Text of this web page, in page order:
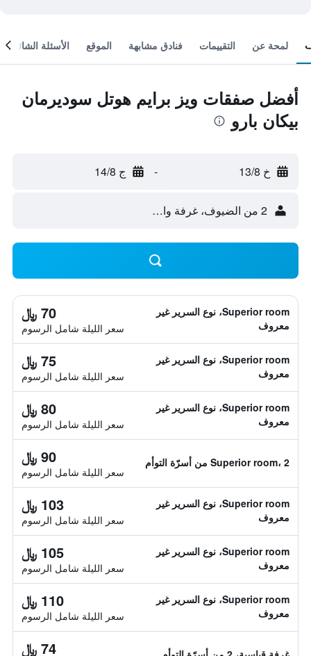
لمحة عن التقييمات فنادق مشابهة الموقع الأسئلة الشائعة
أفضل صفقات ويز برايم هوتل سوديرمان
بيكان بارو
خ 13/8 - ج 14/8
2 من الضيوف، غرفة واحدة
Superior room، نوع السرير غير
معروف
70 ﷼
سعر الليلة شامل الرسوم
Superior room، نوع السرير غير
معروف
75 ﷼
سعر الليلة شامل الرسوم
Superior room، نوع السرير غير
معروف
80 ﷼
سعر الليلة شامل الرسوم
Superior room، 2 من أسرّة التوأم 90 ﷼
سعر الليلة شامل الرسوم
Superior room، نوع السرير غير
معروف
103 ﷼
سعر الليلة شامل الرسوم
Superior room، نوع السرير غير
معروف
105 ﷼
سعر الليلة شامل الرسوم
Superior room، نوع السرير غير
معروف
110 ﷼
سعر الليلة شامل الرسوم
74 ﷼